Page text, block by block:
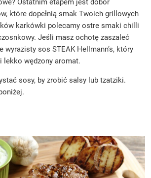
Ostatnim etapem jest dobór
które dopełnią smak Twoich grillowych
karkówki polecamy ostre smaki chilli
Jeśli masz ochotę zaszaleć
wyrazisty sos STEAK Hellmann’s, który
lekko wędzony aromat.
sosy, by zrobić salsy lub tzatziki.